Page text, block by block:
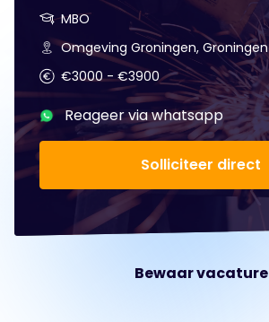
MBO
Omgeving Groningen, Groningen
€3000 - €3900
Reageer via whatsapp
Solliciteer direct
Bewaar vacature